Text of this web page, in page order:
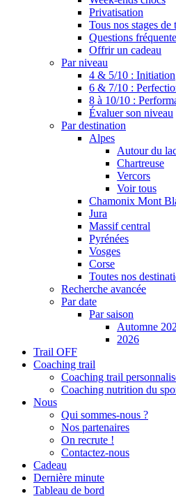
Privatisation
Tous nos stages de
Questions
Offrir un cadeau
Par niveau
4 & 5/10 : Initiation
6 & 7/10 :
8 à 10/10 :
Évaluer son niveau
Par destination
Alpes
Autour du
Chartreuse
Vercors
Voir tous
Chamonix Mont
Jura
Massif central
Pyrénées
Vosges
Corse
Toutes nos
Recherche avancée
Par date
Par saison
Automne
2026
Trail OFF
Coaching trail
Coaching trail
Coaching nutrition du
Nous
Qui sommes-nous ?
Nos partenaires
On recrute !
Contactez-nous
Cadeau
Dernière minute
Tableau de bord